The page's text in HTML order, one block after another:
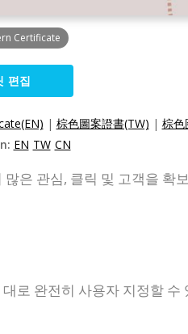
Certificate
편집
| 棕色圖案證書(TW) | 棕色
EN TW CN
은 관심, 클릭 및 고객을 확
로 완전히 사용자 지정할 수